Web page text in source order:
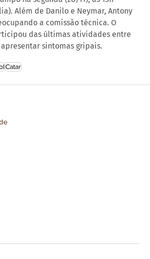
Além de Danilo e Neymar, Antony
a comissão técnica. O
das últimas atividades entre
sintomas gripais.
Catar